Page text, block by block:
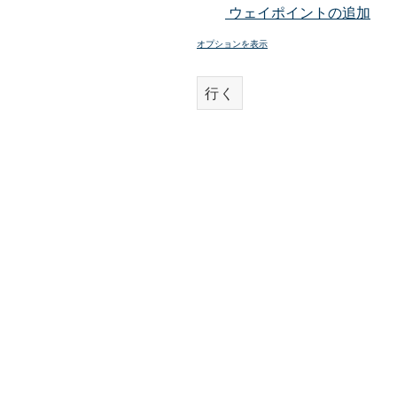
ウェイポイントの追加
オプションを表示